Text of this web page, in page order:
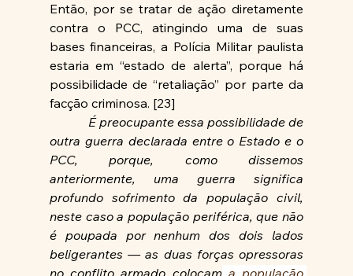
Então, por se tratar de ação diretamente
contra o PCC, atingindo uma de suas
bases financeiras, a Polícia Militar paulista
estaria em “estado de alerta”, porque há
possibilidade de “retaliação” por parte da
facção criminosa. [23]
É preocupante essa possibilidade de
outra guerra declarada entre o Estado e o
PCC, porque, como dissemos
anteriormente, uma guerra significa
profundo sofrimento da população civil,
neste caso a população periférica, que não
é poupada por nenhum dos dois lados
beligerantes — as duas forças opressoras